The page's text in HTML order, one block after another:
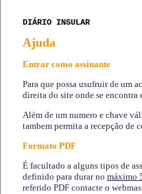
DIÁRIO INSULAR
Ajuda
Entrar como assinante
Para que possa usufruir de um
direita do site onde se encontra
Além de um numero e chave
tambem permita a recepção de
Formato PDF
É facultado a alguns tipos de
definido para durar no máximo
referido PDF contacte o